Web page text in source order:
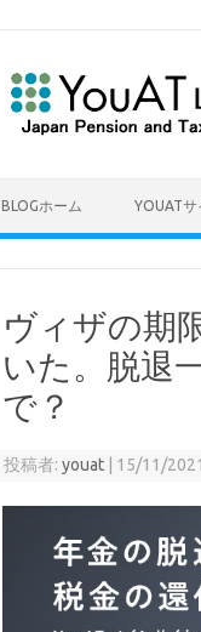
BLOGホーム YOUATサ
ヴィザの期
いた。脱退
で？
投稿者:youat 15/11/2021